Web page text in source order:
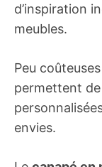
d’inspiration
meubles.
Peu
permettent
envies.